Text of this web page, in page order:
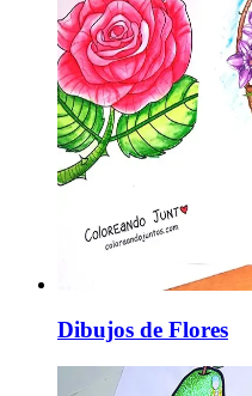
Dibujos de Flores